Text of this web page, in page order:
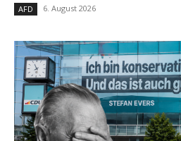
AFD 6. August 2026